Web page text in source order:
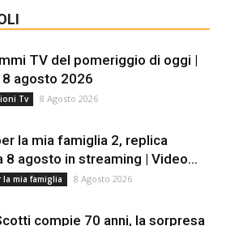
TV del pomeriggio di oggi |
agosto 2026
Tv 8 Agosto 2026
la mia famiglia 2, replica
8 agosto in streaming | Video...
mia famiglia 8 Agosto 2026
compie 70 anni, la sorpresa